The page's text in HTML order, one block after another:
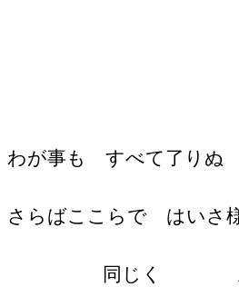
土肥原
わが事も すべて了り
さらばここらで はいさ
同じく 土肥